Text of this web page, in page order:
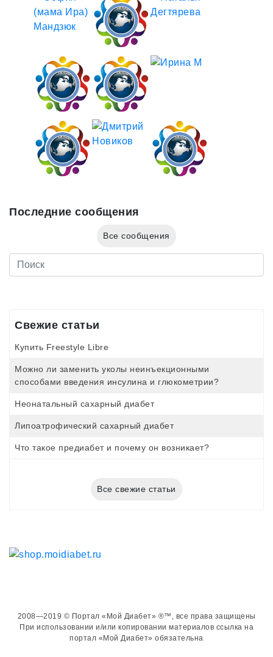
Последние сообщения
Все сообщения
Свежие статьи
Купить Freestyle Libre
Можно ли заменить уколы неинъекционными
способами введения инсулина и глюкометрии?
Неонатальный сахарный диабет
Липоатрофический сахарный диабет
Что такое предиабет и почему он возникает?
Все свежие статьи
2008—2019 © Портал «Мой Диабет» ®™, все права защищены
При использовании и/или копировании материалов ссылка на
портал «Мой Диабет» обязательна